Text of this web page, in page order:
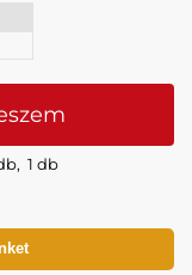
, 1 db